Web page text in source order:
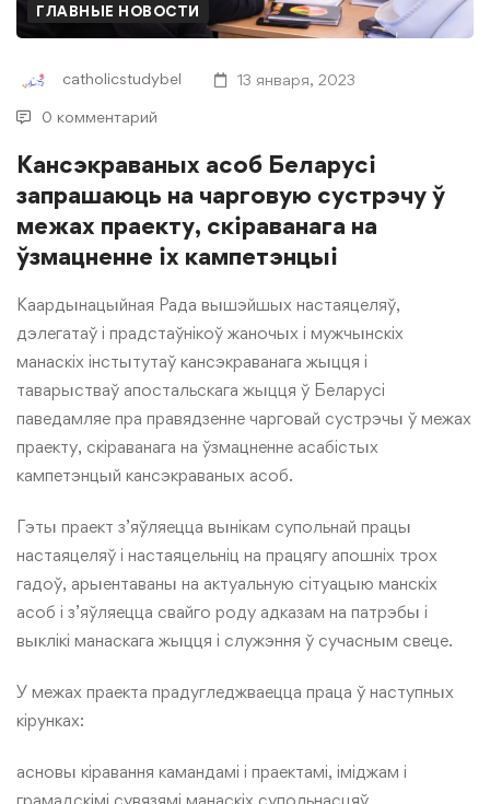
ГЛАВНЫЕ НОВОСТИ
catholicstudybel 13 января, 2023
0 комментарий
Кансэкраваных асоб Беларусі
запрашаюць на чарговую сустрэчу ў
межах праекту, скіраванага на
ўзмацненне іх кампетэнцыі
Каардынацыйная Рада вышэйшых настаяцеляў,
дэлегатаў і прадстаўнікоў жаночых і мужчынскіх
манаскіх інстытутаў кансэкраванага жыцця і
таварыстваў апостальскага жыцця ў Беларусі
паведамляе пра правядзенне чарговай сустрэчы ў межах
праекту, скіраванага на ўзмацненне асабістых
кампетэнцый кансэкраваных асоб.
Гэты праект з’яўляецца вынікам супольнай працы
настаяцеляў і настаяцельніц на працягу апошніх трох
гадоў, арыентаваны на актуальную сітуацыю манскіх
асоб і з’яўляецца свайго роду адказам на патрэбы і
выклікі манаскага жыцця і служэння ў сучасным свеце.
У межах праекта прадугледжваецца праца ў наступных
кірунках:
асновы кіравання камандамі і праектамі, іміджам і